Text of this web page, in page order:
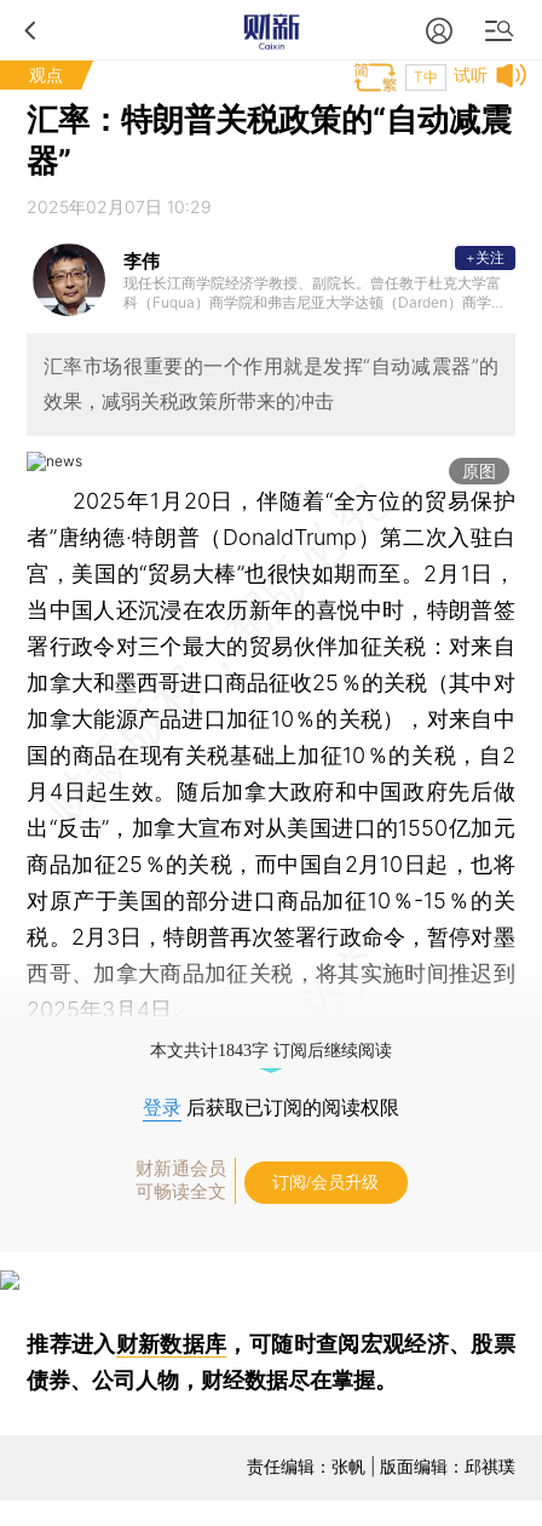
观点 试听
T中
汇率：特朗普关税政策的“自动减震
器”
2025年02月07日 10:29
李伟
现任长江商学院经济学教授、副院长。曾任教于杜克大学富
科（Fuqua）商学院和弗吉尼亚大学达顿（Darden）商学院
+关注
汇率市场很重要的一个作用就是发挥“自动减震器”的
效果，减弱关税政策所带来的冲击
原图
2025年1月20日，伴随着“全方位的贸易保护
者”唐纳德·特朗普（DonaldTrump）第二次入驻白
宫，美国的“贸易大棒”也很快如期而至。2月1日，
当中国人还沉浸在农历新年的喜悦中时，特朗普签
署行政令对三个最大的贸易伙伴加征关税：对来自
加拿大和墨西哥进口商品征收25％的关税（其中对
加拿大能源产品进口加征10％的关税），对来自中
国的商品在现有关税基础上加征10％的关税，自2
月4日起生效。随后加拿大政府和中国政府先后做
出“反击”，加拿大宣布对从美国进口的1550亿加元
商品加征25％的关税，而中国自2月10日起，也将
对原产于美国的部分进口商品加征10％-15％的关
税。2月3日，特朗普再次签署行政命令，暂停对墨
西哥、加拿大商品加征关税，将其实施时间推迟到
2025年3月4日。
本文共计1843字 订阅后继续阅读
登录 后获取已订阅的阅读权限
财新通会员
可畅读全文
订阅/会员升级
推荐进入财新数据库 ，可随时查阅宏观经济、股票
债券、公司人物，财经数据尽在掌握。
责任编辑：张帆 | 版面编辑：邱祺璞